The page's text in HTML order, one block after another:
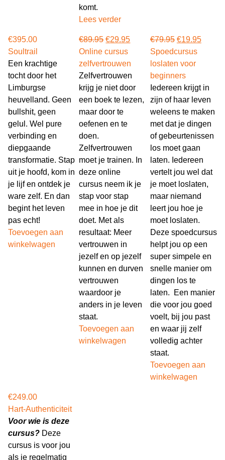
komt.
Lees verder
€395.00
Soultrail
Een krachtige
tocht door het
Limburgse
heuvelland. Geen
bullshit, geen
gelul. Wel pure
verbinding en
diepgaande
transformatie. Stap
uit je hoofd, kom in
je lijf en ontdek je
ware zelf. En dan
begint het leven
pas echt!
Toevoegen aan
winkelwagen
€89.95 €29.95
Online cursus
zelfvertrouwen
Zelfvertrouwen
krijg je niet door
een boek te lezen,
maar door te
oefenen en te
doen.
Zelfvertrouwen
moet je trainen. In
deze online
cursus neem ik je
stap voor stap
mee in hoe je dit
doet. Met als
resultaat: Meer
vertrouwen in
jezelf en op jezelf
kunnen en durven
vertrouwen
waardoor je
anders in je leven
staat.
Toevoegen aan
winkelwagen
€79.95 €19.95
Spoedcursus
loslaten voor
beginners
Iedereen krijgt in
zijn of haar leven
weleens te maken
met dat je dingen
of gebeurtenissen
los moet gaan
laten. Iedereen
vertelt jou wel dat
je moet loslaten,
maar niemand
leert jou hoe je
moet loslaten.
Deze spoedcursus
helpt jou op een
super simpele en
snelle manier om
dingen los te
laten. Een manier
die voor jou goed
voelt, bij jou past
en waar jij zelf
volledig achter
staat.
Toevoegen aan
winkelwagen
€249.00
Hart-Authenticiteit
Voor wie is deze
cursus? Deze
cursus is voor jou
als je regelmatig